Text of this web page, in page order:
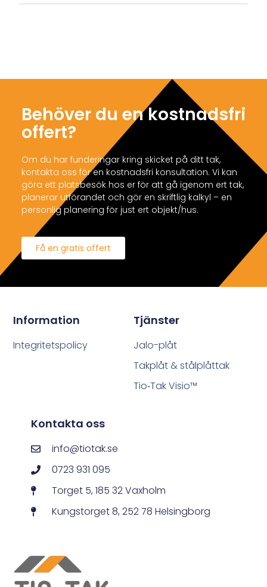
Behöver du en kostnadsfri
offert?
Om du har funderingar kring skicket på ditt tak,
kontakta oss för en kostnadsfri konsultation. Vi kan
göra ett platsbesök hos er för att gå igenom ert tak,
planerar utförandet och gör en skriftlig kalkyl – en
personlig planering för just ert objekt/hus.
Få en gratis offert
Kontakta oss
info@tiotak.se
0723 931 095
Torget 5, 185 32 Vaxholm
Kungstorget 8, 252 78 Helsingborg
Tjänster
Jalo-plåt
Takplåt & stålplåttak
Tio‑Tak Visio™
Information
Integritetspolicy